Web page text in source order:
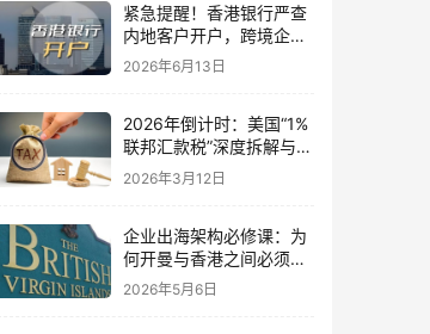
紧急提醒！香港银行严查
内地客户开户，跨境企业
如何应对？
2026年6月13日
2026年倒计时：美国“1%
联邦汇款税”深度拆解与中
国跨境资金合规避险指南
2026年3月12日
企业出海架构必修课：为
何开曼与香港之间必须嵌
入BVI？十大核心价值与
2026年5月6日